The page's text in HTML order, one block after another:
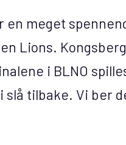
en meget
Lions.
i BLNO
slå tilbake. Vi ber